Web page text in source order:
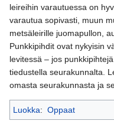
leireihin varautuessa on
varautua sopivasti, muun
metsäleirille juomapullon,
Punkkipihdit ovat nykyisin
levitessä – jos
tiedustella seurakunnalta.
omasta seurakunnasta ja
Luokka: Oppaat